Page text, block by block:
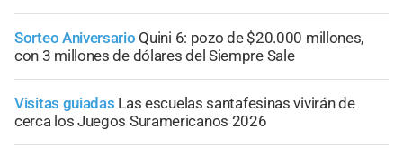
Sorteo Aniversario Quini 6: pozo de $20.000 millones,
con 3 millones de dólares del Siempre Sale
Visitas guiadas Las escuelas santafesinas vivirán de
cerca los Juegos Suramericanos 2026